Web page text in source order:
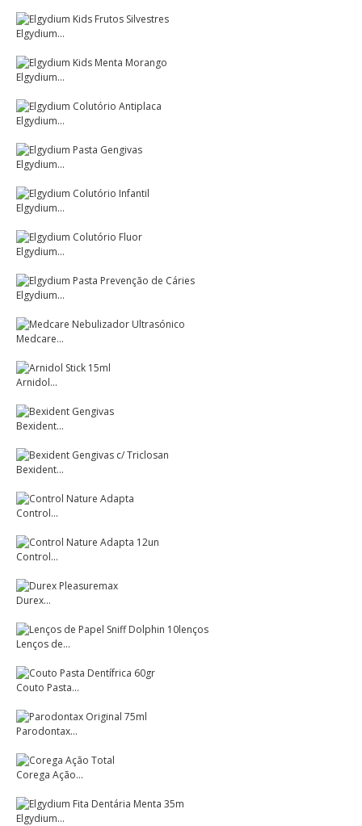
Elgydium...
Elgydium...
Elgydium...
Elgydium...
Elgydium...
Elgydium...
Elgydium...
Medcare...
Arnidol...
Bexident...
Bexident...
Control...
Control...
Durex...
Lenços de...
Couto Pasta...
Parodontax...
Corega Ação...
Elgydium...